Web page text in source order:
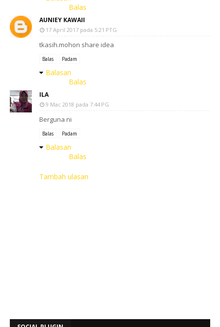
Balas
AUNIEY KAWAII
17 April 2017 pada 5:21 PTG
tkasih.mohon share idea
Balas Padam
Balasan
Balas
ILA
9 Mac 2018 pada 7:44 PG
Berguna ni
Balas Padam
Balasan
Balas
Tambah ulasan